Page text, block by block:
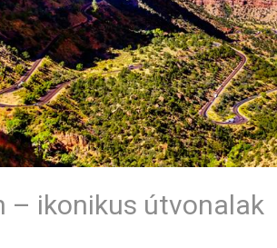
– ikonikus útvonalak